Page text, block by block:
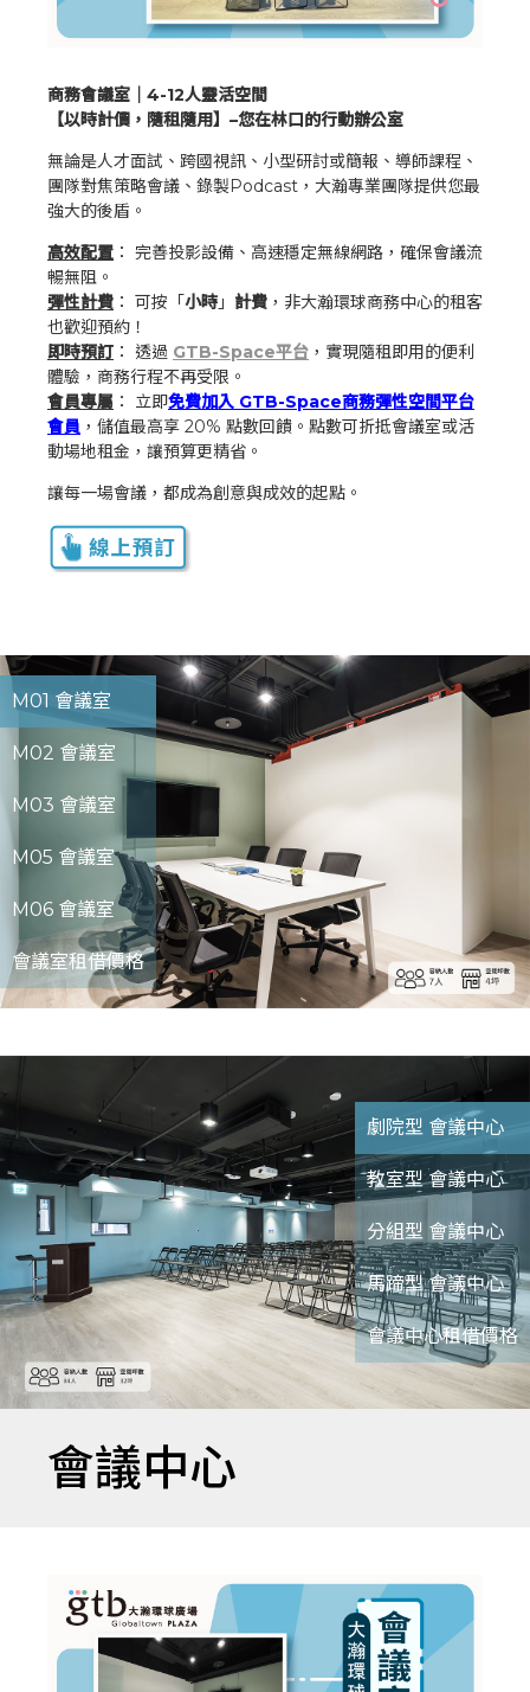
商務會議室｜4-12人靈活空間
【以時計價，隨租隨用】–您在林口的行動辦公室
無論是人才面試、跨國視訊、小型研討或簡報、導師課程、
團隊對焦策略會議、錄製Podcast，大瀚專業團隊提供您最
強大的後盾。
高效配置 ： 完善投影設備、高速穩定無線網路，確保會議流
暢無阻。
彈性計費 ： 可按「小時 」 計費 ，非大瀚環球商務中心的租客
也歡迎預約！
即時預訂 ： 透過 GTB-Space平台 ，實現隨租即用的便利
體驗，商務行程不再受限。
會員專屬 ： 立即免費加入 GTB-Space商務彈性空間平台
會員 ，儲值最高享 20% 點數回饋。點數可折抵會議室或活
動場地租金，讓預算更精省。
讓每一場會議，都成為創意與成效的起點。
M01 會議室
M02 會議室
M03 會議室
M05 會議室
M06 會議室
會議室租借價格
劇院型 會議中心
教室型 會議中心
分組型 會議中心
馬蹄型 會議中心
會議中心租借價格
會議中心